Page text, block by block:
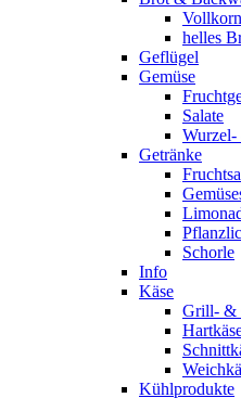
helles
Geflügel
Gemüse
Salate
Getränke
Schorle
Info
Käse
Grill- &
Kühlprodukte